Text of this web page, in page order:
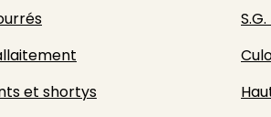
et shortys